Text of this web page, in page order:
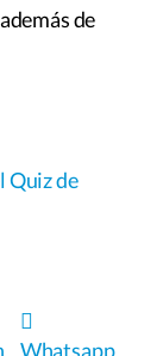
de
Quiz de
Whatsapp